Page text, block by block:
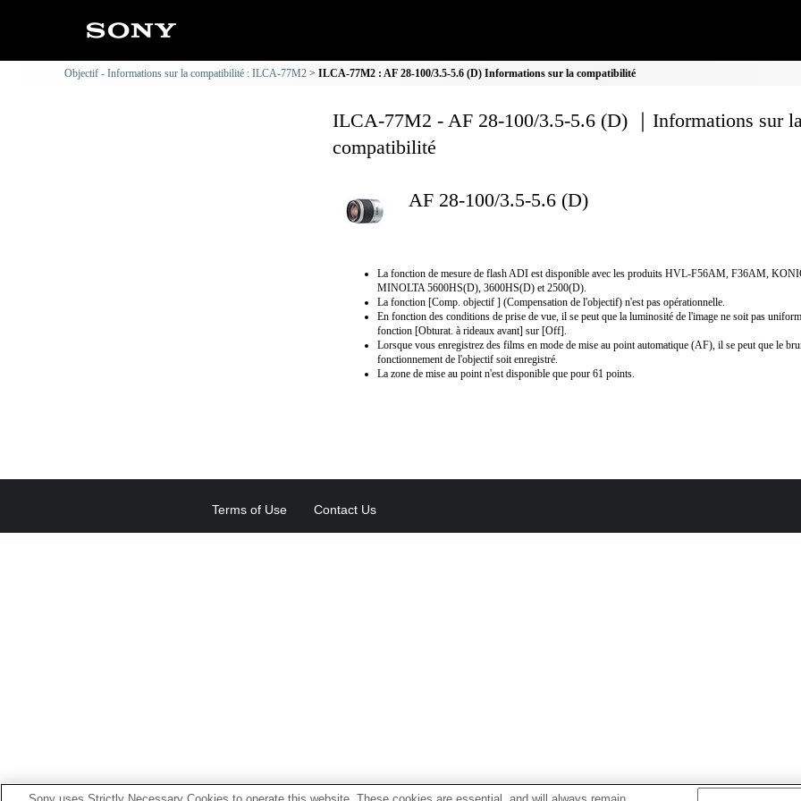
Objectif - Informations sur la compatibilité : ILCA-77M2 ILCA-77M2 : AF 28-100/3.5-5.6 (D) Informations sur la compatibilité
ILCA-77M2 - AF 28-100/3.5-5.6 (D) ｜Informations sur
compatibilité
AF 28-100/3.5-5.6 (D)
La fonction de mesure de flash ADI est disponible avec les produits HVL-F56AM, F36AM,
MINOLTA 5600HS(D), 3600HS(D) et 2500(D).
La fonction [Comp. objectif ] (Compensation de l'objectif) n'est pas opérationnelle.
En fonction des conditions de prise de vue, il se peut que la luminosité de l'image ne soit pas
fonction [Obturat. à rideaux avant] sur [Off].
Lorsque vous enregistrez des films en mode de mise au point automatique (AF), il se peut que le
fonctionnement de l'objectif soit enregistré.
La zone de mise au point n'est disponible que pour 61 points.
Terms of Use Contact Us